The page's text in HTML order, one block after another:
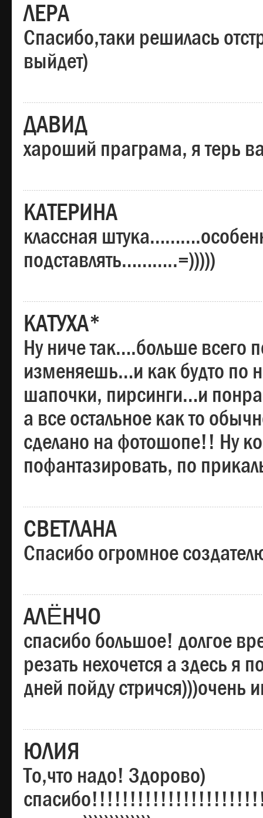
ЛЕРА
Спасибо,таки решилась
выйдет)
ДАВИД
хароший праграма, я терь
КАТЕРИНА
классная
подставлять………..=)))))
КАТУХА*
Ну ниче так….больше всего
изменяешь…и как будто по
шапочки, пирсинги…и
а все остальное как то
сделано на фотошопе!! Ну
пофантазировать, по
СВЕТЛАНА
Спасибо огромное
АЛЁНЧО
спасибо большое! долгое
резать нехочется а здесь я
дней пойду стричся)))очень
ЮЛИЯ
То,что надо! Здорово)